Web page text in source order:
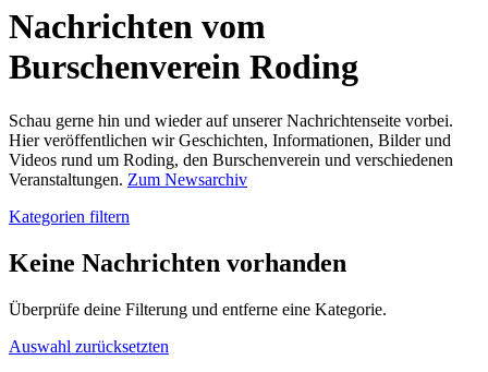
Nachrichten vom
Burschenverein Roding
Schau gerne hin und wieder auf unserer Nachrichtenseite vorbei.
Hier veröffentlichen wir Geschichten, Informationen, Bilder und
Videos rund um Roding, den Burschenverein und verschiedenen
Veranstaltungen. Zum Newsarchiv
Kategorien filtern
Keine Nachrichten vorhanden
Überprüfe deine Filterung und entferne eine Kategorie.
Auswahl zurücksetzten